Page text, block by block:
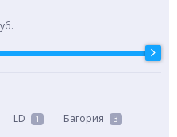
LD 1 Багория 3